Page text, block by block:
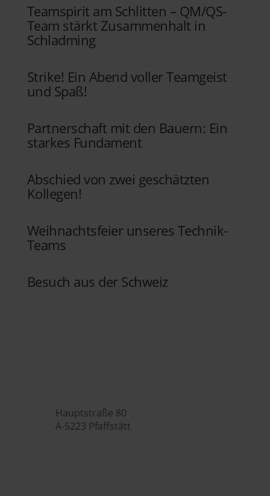
Teamspirit am Schlitten – QM/QS-
Team stärkt Zusammenhalt in
Schladming
Strike! Ein Abend voller Teamgeist
und Spaß!
Partnerschaft mit den Bauern: Ein
starkes Fundament
Abschied von zwei geschätzten
Kollegen!
Weihnachtsfeier unseres Technik-
Teams
Besuch aus der Schweiz
Hauptstraße 80
A-5223 Pfaffstätt